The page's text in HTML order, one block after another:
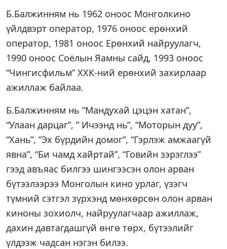
Б.Балжинням нь 1962 оноос Монголкино
үйлдвэрт оператор, 1976 оноос ерөнхий
оператор, 1981 оноос Ерөнхий найруулагч,
1990 оноос Соёлын Яамны сайд, 1993 оноос
“Чингисфильм” ХХК-ний ерөнхий захирлаар
ажиллаж байлаа.
Б.Балжинням нь “Мандухай цэцэн хатан”,
“Улаан дарцаг”, ” Ичээнд нь”, “Моторын дуу”,
“Хань”, “Эх бүрдийн домог”, “Гэрлэж амжаагүй
явна”, “Би чамд хайртай”, “Говийн зэрэглээ”
гээд авъяас билгээ шингээсэн олон арван
бүтээлээрээ Монголын кино урлаг, үзэгч
түмний сэтгэл зүрхэнд мөнхөрсөн олон арван
киноны зохиолч, найруулагчаар ажиллаж,
дахин давтагдашгүй өнгө төрх, бүтээлийг
үлдээж чадсан нэгэн билээ.